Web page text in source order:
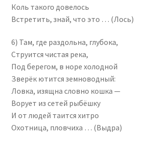
Коль такого довелось
Встретить, знай, что это … (Лось)
6) Там, где раздольна, глубока,
Струится чистая река,
Под берегом, в норе холодной
Зверёк ютится земноводный:
Ловка, изящна словно кошка —
Ворует из сетей рыбёшку
И от людей таится хитро
Охотница, пловчиха … (Выдра)